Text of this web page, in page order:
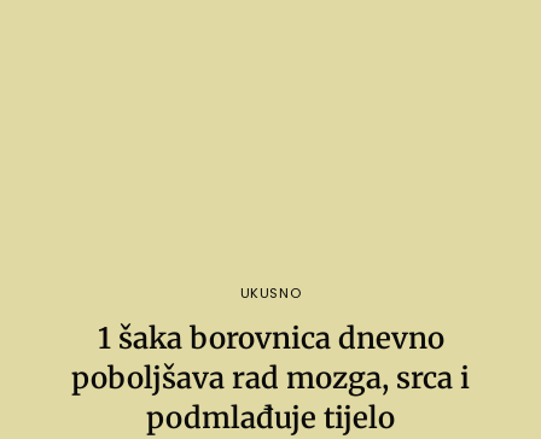
UKUSNO
1 šaka borovnica dnevno
poboljšava rad mozga, srca i
podmlađuje tijelo